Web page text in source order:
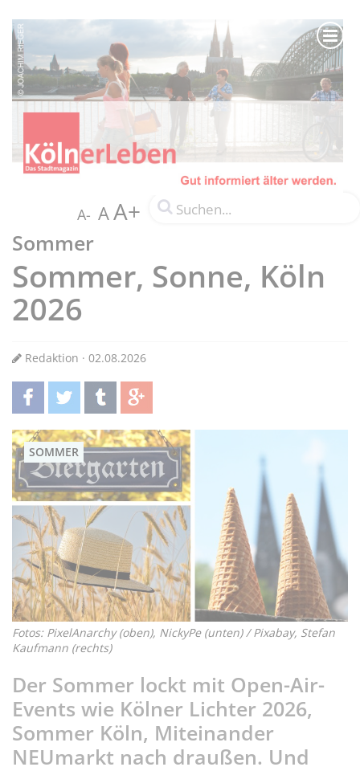
A- AA+
Sommer
Sommer, Sonne, Köln
2026
Redaktion · 02.08.2026
teilentwittern teilen teilen
SOMMER
Fotos: PixelAnarchy (oben), NickyPe (unten) / Pixabay, Stefan
Kaufmann (rechts)
Der Sommer lockt mit Open-Air-
Events wie Kölner Lichter 2026,
Sommer Köln, Miteinander
NEUmarkt nach draußen. Und